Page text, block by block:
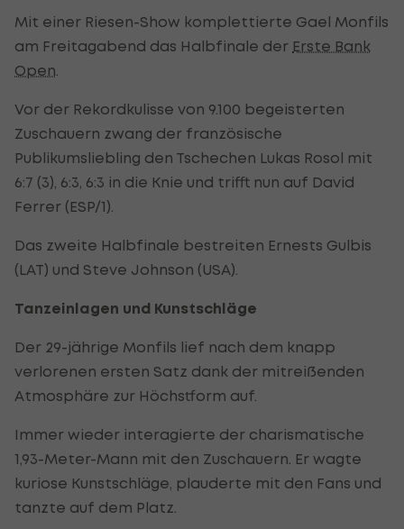
Mit einer Riesen-Show komplettierte Gael Monfils
am Freitagabend das Halbfinale der Erste Bank
Open
Vor der Rekordkulisse von 9.100 begeisterten
Zuschauern zwang der französische
Publikumsliebling den Tschechen Lukas Rosol mit
6:7 (3), 6:3, 6:3 in die Knie und trifft nun auf David
Ferrer (ESP/1).
Das zweite Halbfinale bestreiten Ernests Gulbis
(LAT) und Steve Johnson (USA).
Tanzeinlagen und Kunstschläge
Der 29-jährige Monfils lief nach dem knapp
verlorenen ersten Satz dank der mitreißenden
Atmosphäre zur Höchstform auf.
Immer wieder interagierte der charismatische
1,93-Meter-Mann mit den Zuschauern. Er wagte
kuriose Kunstschläge, plauderte mit den Fans und
tanzte auf dem Platz.